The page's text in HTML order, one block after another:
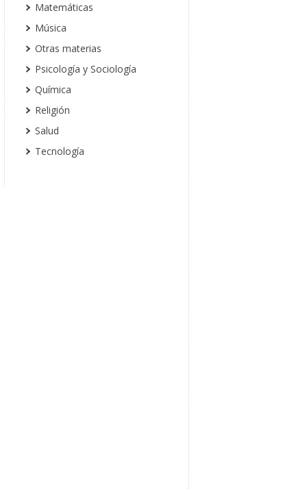
Matemáticas
Música
Otras materias
Psicología y Sociología
Química
Religión
Salud
Tecnología